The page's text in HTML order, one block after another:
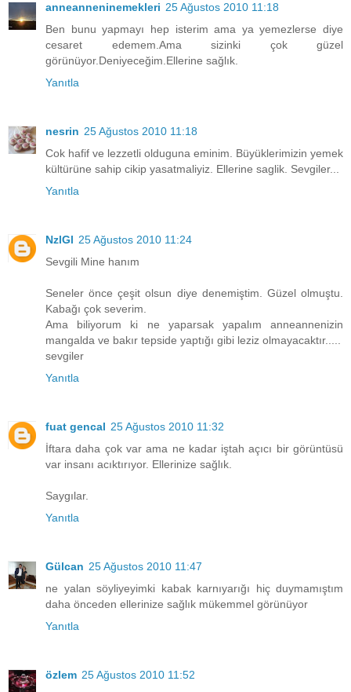
anneanneninemekleri 25 Ağustos 2010 11:18
Ben bunu yapmayı hep isterim ama ya yemezlerse diye
cesaret edemem.Ama sizinki çok güzel
görünüyor.Deniyeceğim.Ellerine sağlık.
Yanıtla
nesrin 25 Ağustos 2010 11:18
Cok hafif ve lezzetli olduguna eminim. Büyüklerimizin yemek
kültürüne sahip cikip yasatmaliyiz. Ellerine saglik. Sevgiler...
Yanıtla
NzlGl 25 Ağustos 2010 11:24
Sevgili Mine hanım
Seneler önce çeşit olsun diye denemiştim. Güzel olmuştu.
Kabağı çok severim.
Ama biliyorum ki ne yaparsak yapalım anneannenizin
mangalda ve bakır tepside yaptığı gibi leziz olmayacaktır.....
sevgiler
Yanıtla
fuat gencal 25 Ağustos 2010 11:32
İftara daha çok var ama ne kadar iştah açıcı bir görüntüsü
var insanı acıktırıyor. Ellerinize sağlık.
Saygılar.
Yanıtla
Gülcan 25 Ağustos 2010 11:47
ne yalan söyliyeyimki kabak karnıyarığı hiç duymamıştım
daha önceden ellerinize sağlık mükemmel görünüyor
Yanıtla
özlem 25 Ağustos 2010 11:52